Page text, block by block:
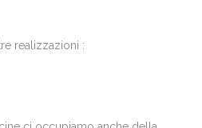
realizzazioni :